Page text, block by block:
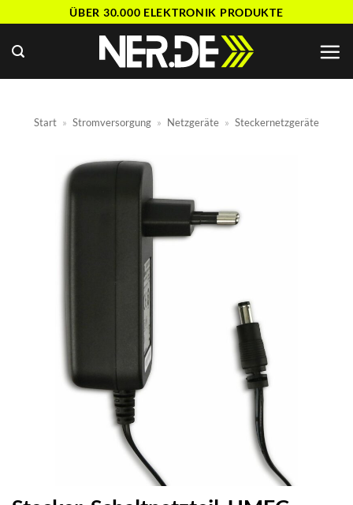
springen
ÜBER 30.000 ELEKTRONIK PRODUKTE
Start » Stromversorgung » Netzgeräte » Steckernetzgeräte